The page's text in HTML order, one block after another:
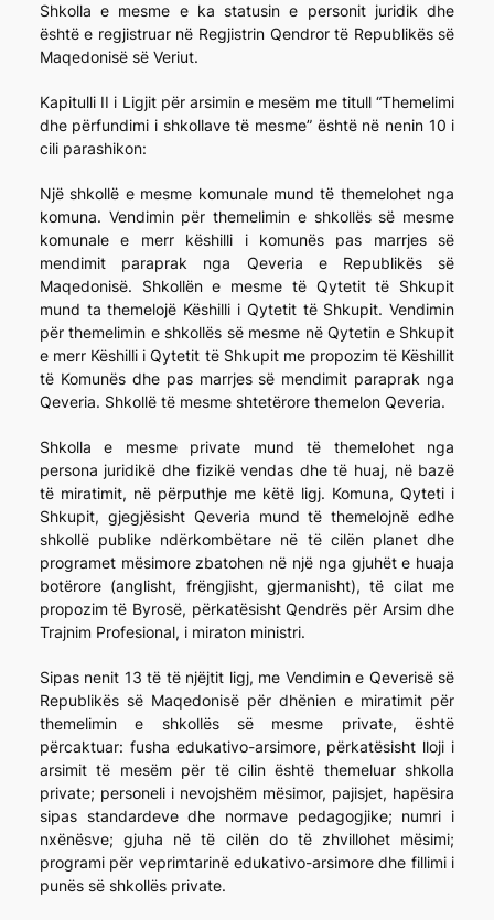
Shkolla e mesme e ka statusin e personit juridik dhe
është e regjistruar në Regjistrin Qendror të Republikës së
Maqedonisë së Veriut.
Kapitulli II i Ligjit për arsimin e mesëm me titull “Themelimi
dhe përfundimi i shkollave të mesme” është në nenin 10 i
cili parashikon:
Një shkollë e mesme komunale mund të themelohet nga
komuna. Vendimin për themelimin e shkollës së mesme
komunale e merr këshilli i komunës pas marrjes së
mendimit paraprak nga Qeveria e Republikës së
Maqedonisë. Shkollën e mesme të Qytetit të Shkupit
mund ta themelojë Këshilli i Qytetit të Shkupit. Vendimin
për themelimin e shkollës së mesme në Qytetin e Shkupit
e merr Këshilli i Qytetit të Shkupit me propozim të Këshillit
të Komunës dhe pas marrjes së mendimit paraprak nga
Qeveria. Shkollë të mesme shtetërore themelon Qeveria.
Shkolla e mesme private mund të themelohet nga
persona juridikë dhe fizikë vendas dhe të huaj, në bazë
të miratimit, në përputhje me këtë ligj. Komuna, Qyteti i
Shkupit, gjegjësisht Qeveria mund të themelojnë edhe
shkollë publike ndërkombëtare në të cilën planet dhe
programet mësimore zbatohen në një nga gjuhët e huaja
botërore (anglisht, frëngjisht, gjermanisht), të cilat me
propozim të Byrosë, përkatësisht Qendrës për Arsim dhe
Trajnim Profesional, i miraton ministri.
Sipas nenit 13 të të njëjtit ligj, me Vendimin e Qeverisë së
Republikës së Maqedonisë për dhënien e miratimit për
themelimin e shkollës së mesme private, është
përcaktuar: fusha edukativo-arsimore, përkatësisht lloji i
arsimit të mesëm për të cilin është themeluar shkolla
private; personeli i nevojshëm mësimor, pajisjet, hapësira
sipas standardeve dhe normave pedagogjike; numri i
nxënësve; gjuha në të cilën do të zhvillohet mësimi;
programi për veprimtarinë edukativo-arsimore dhe fillimi i
punës së shkollës private.